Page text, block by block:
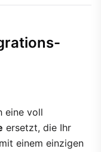
eine voll
ersetzt, die Ihr
einem einzigen